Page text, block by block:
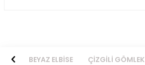
BEYAZ ELBİSE ÇİZGİLİ GÖMLEK